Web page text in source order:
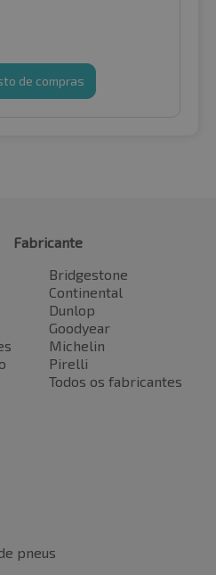
de compras
Fabricante
Bridgestone
Continental
Dunlop
Goodyear
Michelin
Pirelli
Todos os fabricantes
pneus